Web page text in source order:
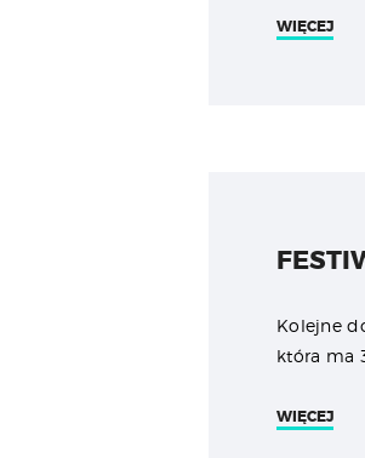
WIĘCEJ
Kolejne
która ma
WIĘCEJ